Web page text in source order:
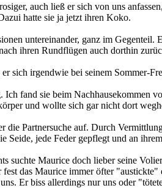
auch ließ er sich von uns
hatte sie ja jetzt ihren Koko.
untereinander, ganz im
ihren Rundflügen auch dorthin
sich irgendwie bei seinem Sommer-
fand sie beim Nachhausekommen
und wollte sich gar nicht dort
die Partnersuche auf. Durch
jede Feder gepflegt und an
suchte Maurice doch lieber seine
das Maurice immer öfter
Er biss allerdings nur uns oder